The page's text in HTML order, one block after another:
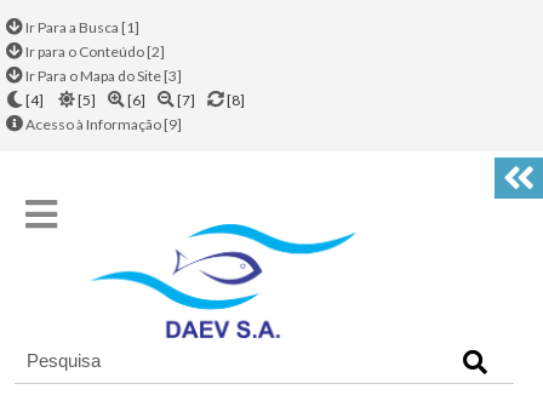
Ir Para a Busca [1]
Ir para o Conteúdo [2]
Ir Para o Mapa do Site [3]
[4]
[5] [6] [7]
[8]
Acesso à Informação [9]